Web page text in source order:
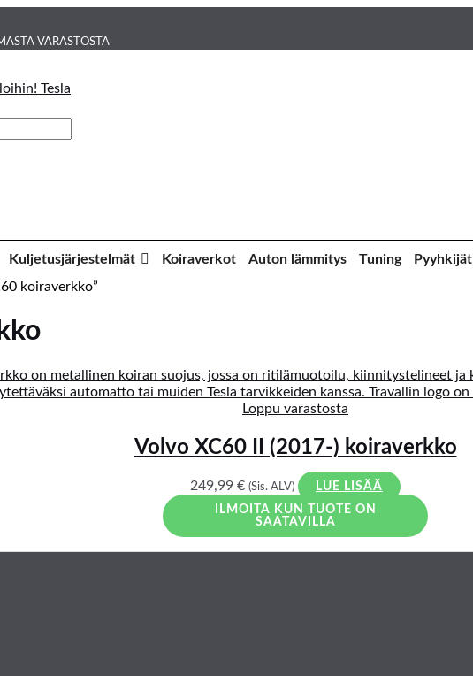
VARASTOSTA
Kuljetusjärjestelmät Koiraverkot Auton lämmitys Tuning Pyyhkijät
koiraverkko”
Loppu varastosta
Volvo XC60 II (2017-) koiraverkko
249,99 € (Sis. ALV)
LUE LISÄÄ
ILMOITA KUN TUOTE ON
SAATAVILLA